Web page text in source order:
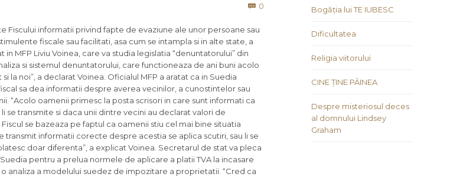
 0
Fiscului informatii privind fapte de evaziune ale unor persoane sau
fiscale sau facilitati, asa cum se intampla si in alte state, a
MFP Liviu Voinea, care va studia legislatia “denuntatorului” din
si sistemul denuntatorului, care functioneaza de ani buni acolo
la noi”, a declarat Voinea. Oficialul MFP a aratat ca in Suedia
sa dea informatii despre averea vecinilor, a cunostintelor sau
“Acolo oamenii primesc la posta scrisori in care sunt informati ca
se transmite si daca unii dintre vecini au declarat valori de
se bazeaza pe faptul ca oamenii stiu cel mai bine situatia
transmit informatii corecte despre acestia se aplica scutiri, sau li se
doar diferenta”, a explicat Voinea. Secretarul de stat va pleca
pentru a prelua normele de aplicare a platii TVA la incasare
analiza a modelului suedez de impozitare a proprietatii. “Cred ca
Bogăția lui TE IUBESC
Dificultatea
Religia viitorului
CINE ȚINE PÂINEA
Despre misteriosul deces
al domnului Lindsey
Graham